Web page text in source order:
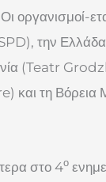
οργανισμοί-
την
(Teatr
και τη Βόρεια
στο 4ο